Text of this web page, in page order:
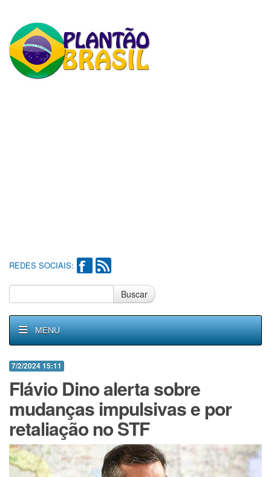
REDES SOCIAIS:
Buscar
MENU
7/2/2024 15:11
Flávio Dino alerta sobre
mudanças impulsivas e por
retaliação no STF